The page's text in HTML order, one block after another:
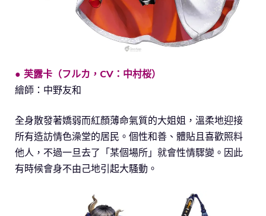
● 芙露卡（フルカ，CV：中村桜）
繪師：中野友和
全身散發著嬌弱而紅顏薄命氣質的大姐姐，溫柔地迎接
所有造訪情色澡堂的居民。個性和善、體貼且喜歡照料
他人，不過一旦去了「某個場所」就會性情驟變。因此
有時候會身不由己地引起大騷動。